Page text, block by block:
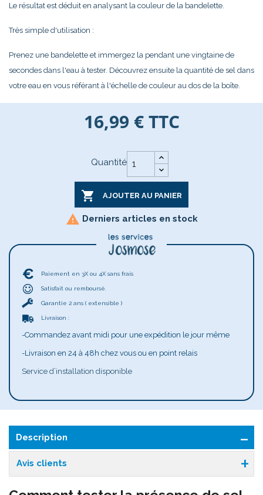
Le résultat est déduit en analysant la couleur de la bandelette.
Très simple d'utilisation :
Prenez une bandelette et immergez la pendant une vingtaine de
secondes dans l'eau à tester. Découvrez ensuite la quantité de sel dans
votre eau en vous référant à l'échelle de couleur au dos de la boîte.
16,99 €TTC
Quantité
 AJOUTER AU PANIER
 Derniers articles en stock
Paiement en 3X ou 4X sans frais
Satisfait ou remboursé.
Garantie 2 ans ( extensible )
Livraison :
-Commandez avant midi pour une expédition le jour même
-Livraison en 24 à 48h chez vous ou en point relais
Service d’installation disponible
Description
Avis clients